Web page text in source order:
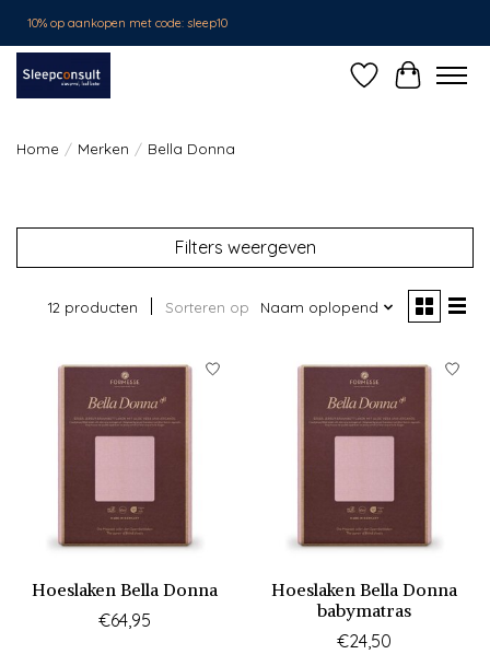
10% op aankopen met code: sleep10
Verlanglijst
Home / Merken / Bella Donna
Filters weergeven
12 producten Sorteren op Naam oplopend
Hoeslaken Bella Donna
€64,95
Hoeslaken Bella Donna
babymatras
€24,50